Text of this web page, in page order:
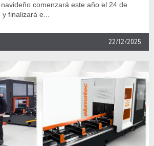
comenzará este año el 24 de
finalizará e...
22/12/2025